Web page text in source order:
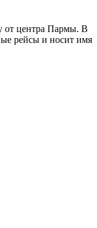
от центра Пармы. В
рейсы и носит имя